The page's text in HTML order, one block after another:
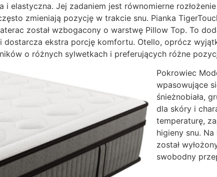
elastyczna. Jej zadaniem jest równomierne
zmieniają pozycję w trakcie snu. Pianka
został wzbogacony o warstwę Pillow Top. To
dostarcza ekstra porcję komfortu. Otello, oprócz
o różnych sylwetkach i preferujących różne
Pokrowiec
wpasowujące
śnieżnobiała,
dla skóry i
temperaturę,
higieny snu.
został
swobodny